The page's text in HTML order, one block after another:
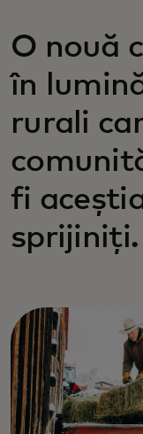
O nouă
în
rurali
fi
sprijiniți.